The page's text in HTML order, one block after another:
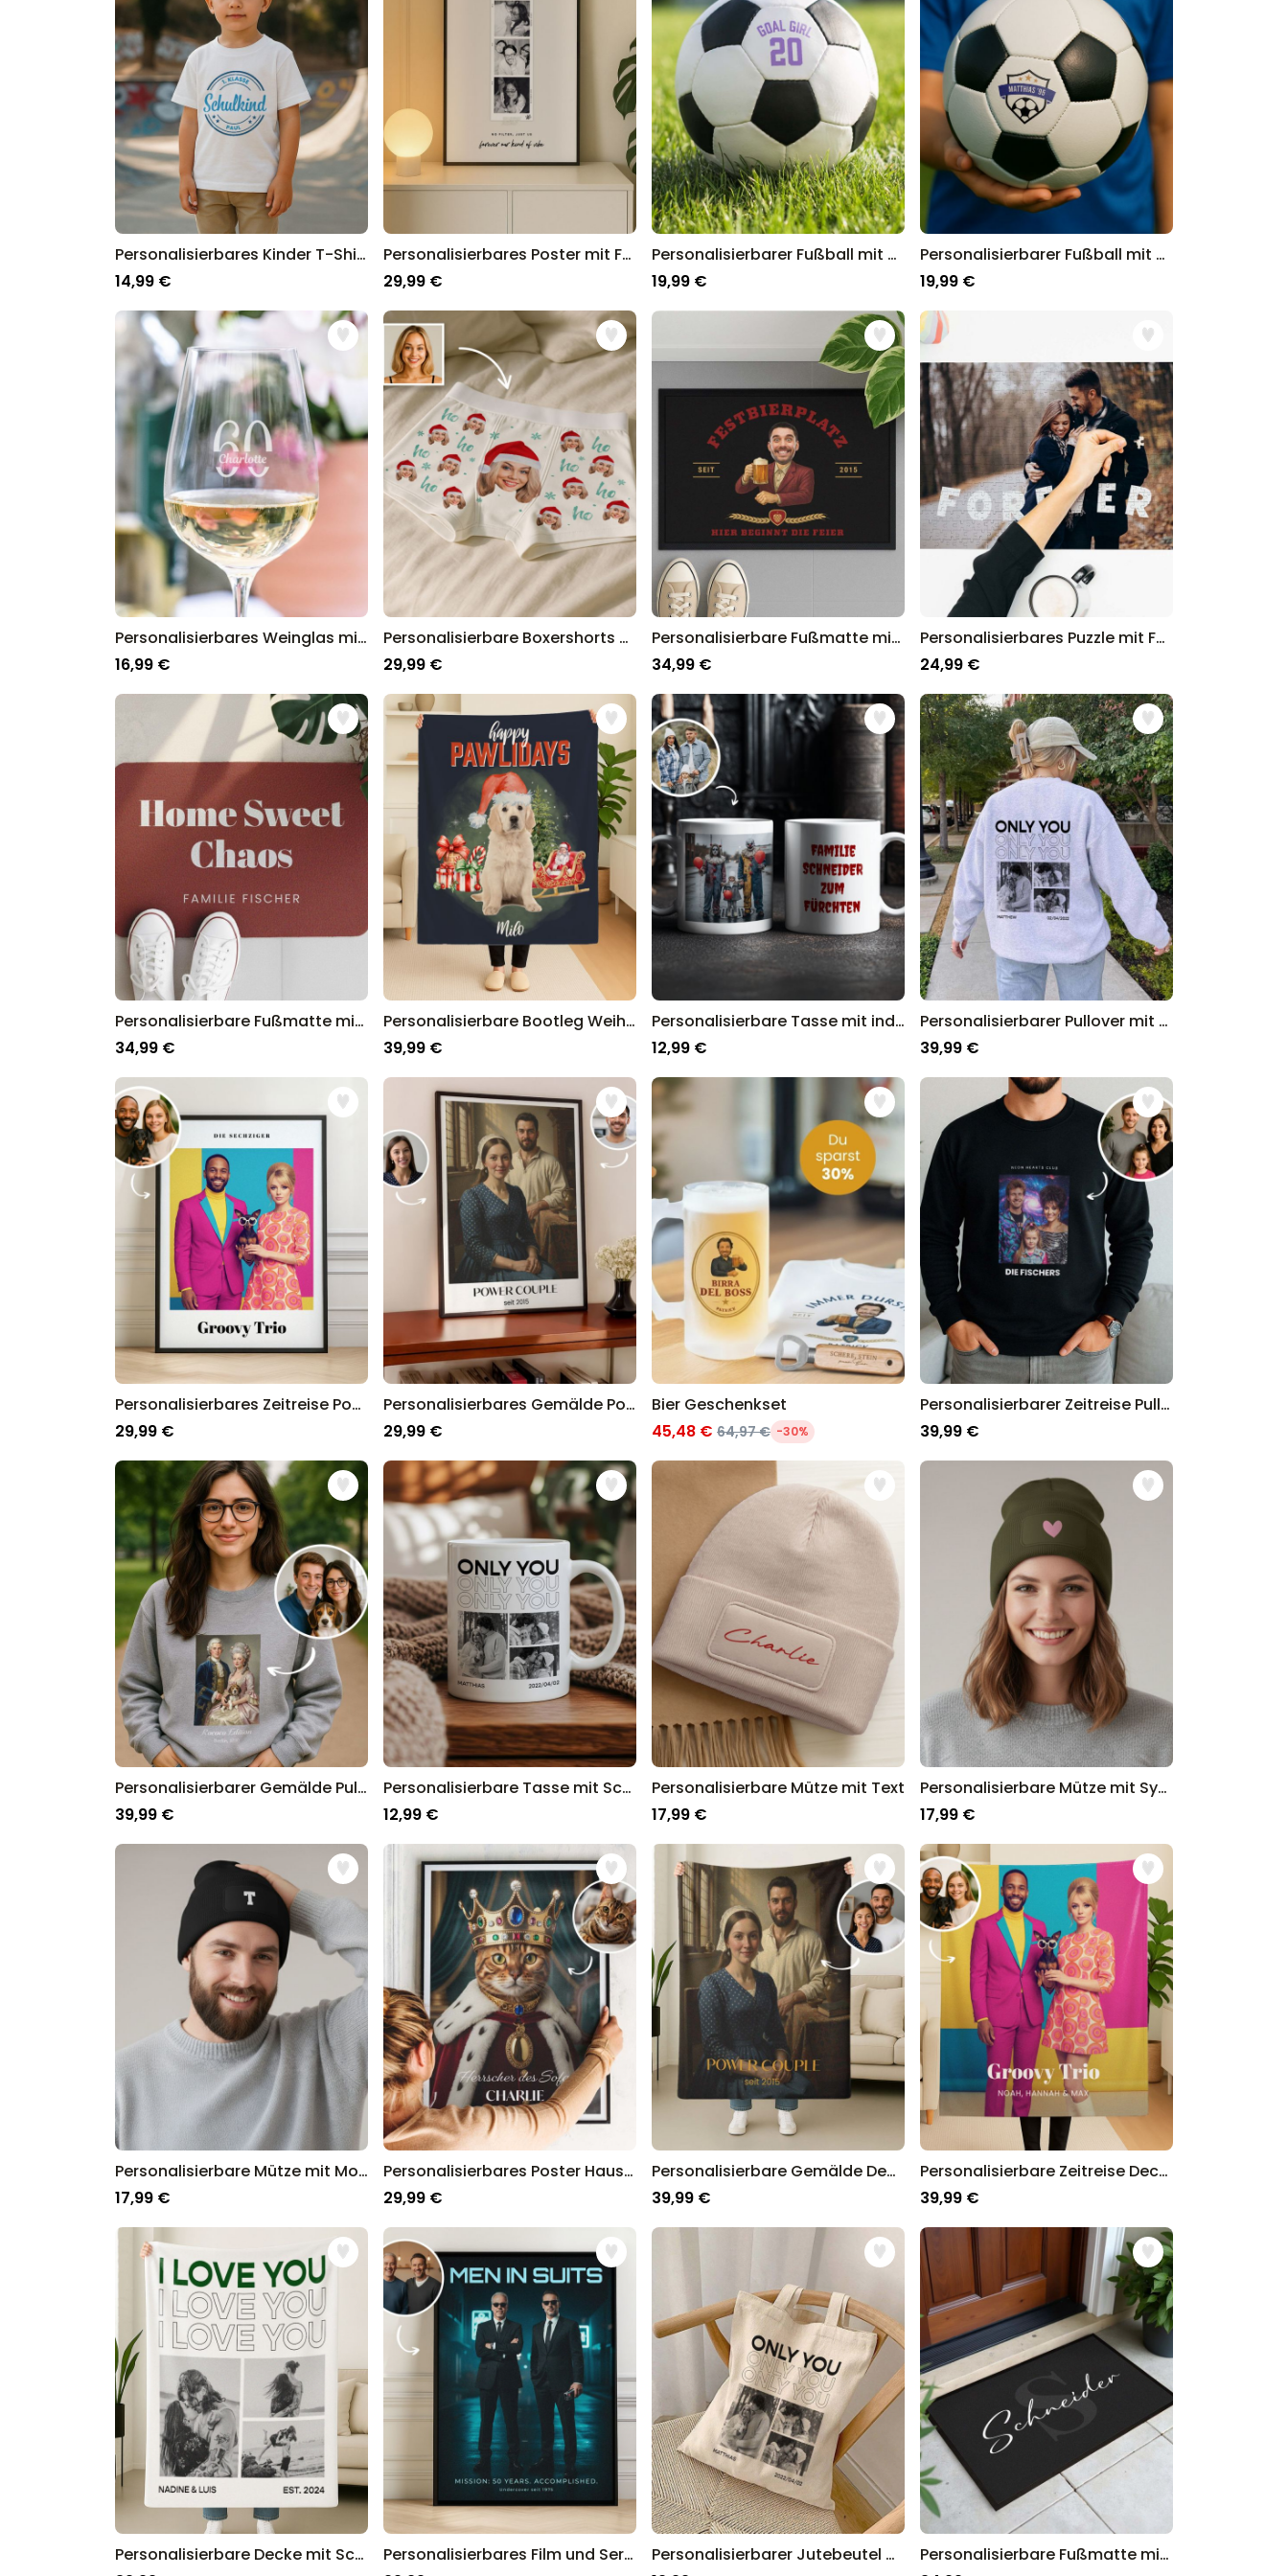
Deutschland.
Personalisierbares Kinder T-Shirt mit Kreis und Text
14,99 €
Personalisierbares Poster mit Fotostreifen und Text
29,99 €
Personalisierbarer Fußball mit Text und Nummer
19,99 €
Personalisierbarer Fußball mit Text und Wappen
19,99 €
Personalisierbares Weinglas mit Name und Jahreszahl
16,99 €
Personalisierbare Boxershorts mit Gesicht und Weihnachtsmütze
29,99 €
Personalisierbare Fußmatte mit Logo und Gesicht
34,99 €
Personalisierbares Puzzle mit Foto und geschwungenem Text
24,99 €
Personalisierbare Fußmatte mit drei Zeilen
34,99 €
Personalisierbare Bootleg Weihnachtsdecke mit Haustier
39,99 €
Personalisierbare Tasse mit individuellem Horrordesign
12,99 €
Personalisierbarer Pullover mit Schwarz Weiß Fotos und Text
39,99 €
Personalisierbares Zeitreise Poster
29,99 €
Personalisierbares Gemälde Poster
29,99 €
Bier Geschenkset
45,48 € 64,97 € -30%
Personalisierbarer Zeitreise Pullover
39,99 €
Personalisierbarer Gemälde Pullover
39,99 €
Personalisierbare Tasse mit Schwarz Weiß Fotos und Text
12,99 €
Personalisierbare Mütze mit Text
17,99 €
Personalisierbare Mütze mit Symbol und Text
17,99 €
Personalisierbare Mütze mit Monogramm
17,99 €
Personalisierbares Poster Haustier mit Kostüm
29,99 €
Personalisierbare Gemälde Decke
39,99 €
Personalisierbare Zeitreise Decke
39,99 €
Personalisierbare Decke mit Schwarz Weiß Fotos und Text
Personalisierbares Film und Serien Poster
Personalisierbarer Jutebeutel mit Schwarz Weiß Fotos und Text
Personalisierbare Fußmatte mit Monogramm